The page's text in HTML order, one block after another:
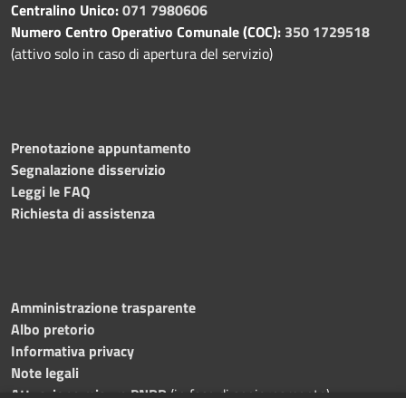
Centralino Unico:071 7980606
Numero Centro Operativo Comunale (COC): 350 1729518
(attivo solo in caso di apertura del servizio)
Prenotazione appuntamento
Segnalazione disservizio
Leggi le FAQ
Richiesta di assistenza
Amministrazione trasparente
Albo pretorio
Informativa privacy
Note legali